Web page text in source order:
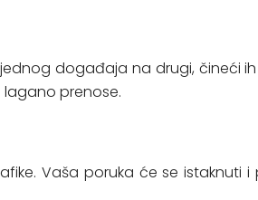
događaja na drugi, čineći
lagano prenose.
Vaša poruka će se istaknuti i